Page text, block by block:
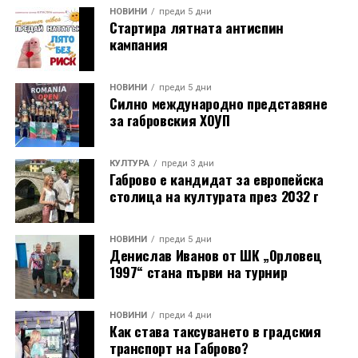
създаването на модерен, устойчив и жив градски
пазар, който да бъде притегателно място за
търговия, култура, социални контакти и градски
живот.
НОВИНИ преди 5 дни
Стартира лятната антиспин
кампания
НОВИНИ преди 5 дни
Силно международно представяне
за габровския ХОУП
КУЛТУРА преди 3 дни
Габрово е кандидат за европейска
столица на културата през 2032 г
НОВИНИ преди 5 дни
Денислав Иванов от ШК „Орловец
1997“ стана първи на турнир
НОВИНИ преди 4 дни
Как става таксуването в градския
транспорт на Габрово?